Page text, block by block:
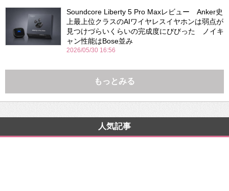
Soundcore Liberty 5 Pro Maxレビュー Anker史
上最上位クラスのAIワイヤレスイヤホンは弱点が
見つけづらいくらいの完成度にびびった ノイキ
ャン性能はBose並み
2026/05/30 16:56
もっとみる
人気記事